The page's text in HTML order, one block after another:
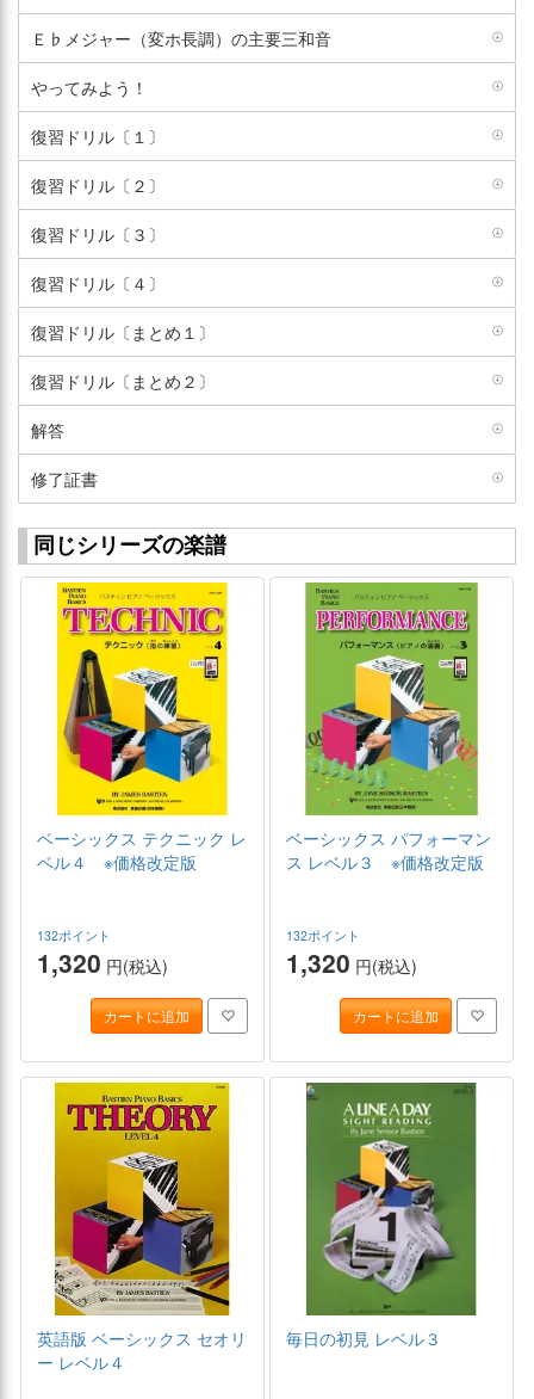
Ｅ♭メジャー（変ホ長調）の主要三和音
やってみよう！
復習ドリル〔１〕
復習ドリル〔２〕
復習ドリル〔３〕
復習ドリル〔４〕
復習ドリル〔まとめ１〕
復習ドリル〔まとめ２〕
解答
修了証書
同じシリーズの楽譜
ベーシックス テクニック レ
ベル４ ※価格改定版
132ポイント
1,320 円(税込)
カートに追加
ベーシックス パフォーマン
ス レベル３ ※価格改定版
132ポイント
1,320 円(税込)
カートに追加
英語版 ベーシックス セオリ
ー レベル４
毎日の初見 レベル３